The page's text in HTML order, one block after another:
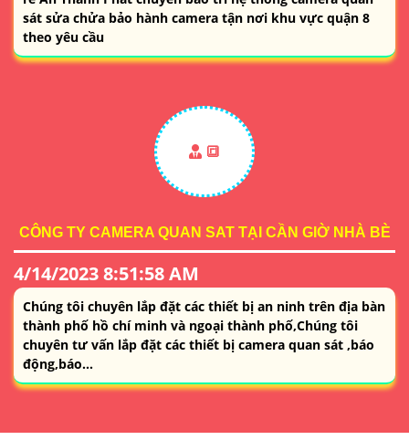
sát sửa chửa bảo hành camera tận nơi khu vực quận 8
theo yêu cầu
🔳
CÔNG TY CAMERA QUAN SAT TẠI CẦN GIỜ NHÀ BÈ
4/14/2023 8:51:58 AM
Chúng tôi chuyên lắp đặt các thiết bị an ninh trên địa bàn
thành phố hồ chí minh và ngoại thành phố,Chúng tôi
chuyên tư vấn lắp đặt các thiết bị camera quan sát ,báo
động,báo...